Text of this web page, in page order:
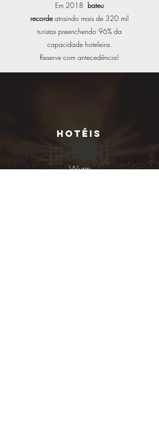
Em 2018 bateu
recordeatraindo mais de 320 mil
turistas preenchendo 96% da
capacidade hoteleira.
Reserve com antecedência!
Hotéis
Wynn